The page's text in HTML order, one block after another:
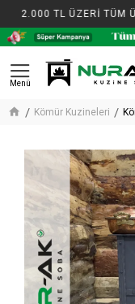
2.000 TL ÜZERİ TÜM
Kömür Kuzineleri